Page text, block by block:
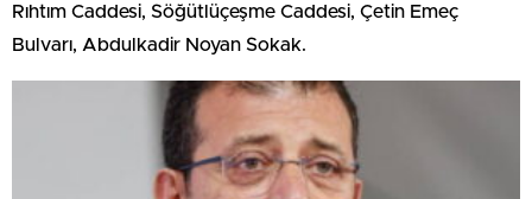
Rıhtım Caddesi, Söğütlüçeşme Caddesi, Çetin Emeç
Bulvarı, Abdulkadir Noyan Sokak.